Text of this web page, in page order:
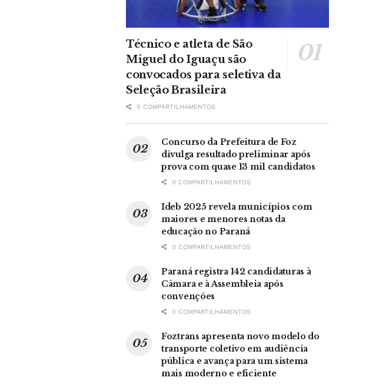
Técnico e atleta de São
Miguel do Iguaçu são
convocados para seletiva da
Seleção Brasileira
0 COMPARTILHAMENTOS
Concurso da Prefeitura de Foz
divulga resultado preliminar após
prova com quase 13 mil candidatos
0 COMPARTILHAMENTOS
Ideb 2025 revela municípios com
maiores e menores notas da
educação no Paraná
0 COMPARTILHAMENTOS
Paraná registra 142 candidaturas à
Câmara e à Assembleia após
convenções
0 COMPARTILHAMENTOS
Foztrans apresenta novo modelo do
transporte coletivo em audiência
pública e avança para um sistema
mais moderno e eficiente